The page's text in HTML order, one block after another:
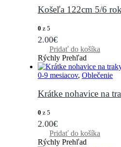
Košeľa 122cm 5/6
0 z 5
2.00€
Pridať do košíka
Rýchly Prehľad
0-9 mesiacov, Oblečenie
Krátke nohavice na
0 z 5
2.00€
Pridať do košíka
Rýchly Prehľad